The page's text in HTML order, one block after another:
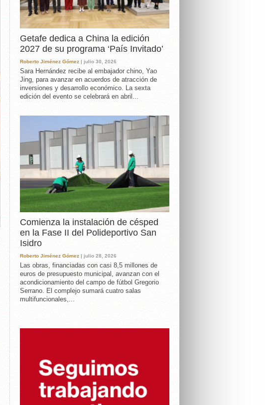
Getafe dedica a China la edición
2027 de su programa ‘País Invitado’
Roberto Jiménez Gómez | julio 30, 2026
Sara Hernández recibe al embajador chino, Yao
Jing, para avanzar en acuerdos de atracción de
inversiones y desarrollo económico. La sexta
edición del evento se celebrará en abril...
Comienza la instalación de césped
en la Fase II del Polideportivo San
Isidro
Roberto Jiménez Gómez | julio 28, 2026
Las obras, financiadas con casi 8,5 millones de
euros de presupuesto municipal, avanzan con el
acondicionamiento del campo de fútbol Gregorio
Serrano. El complejo sumará cuatro salas
multifuncionales,...